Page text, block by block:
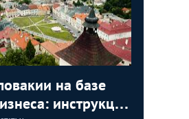
на базе
инструкция